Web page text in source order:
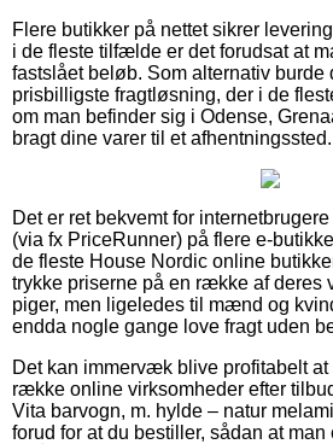
Flere butikker på nettet sikrer
i de fleste tilfælde er det forudsat at
fastslået beløb. Som alternativ burde
prisbilligste fragtløsning, der i de
om man befinder sig i Odense,
bragt dine varer til et afhentningssted.
Det er ret bekvemt for
(via fx PriceRunner) på flere e-
de fleste House Nordic online
trykke priserne på en række af deres
piger, men ligeledes til mænd og
endda nogle gange love fragt uden
Det kan immervæk blive profitabelt
række online virksomheder efter
Vita barvogn, m. hylde – natur
forud for at du bestiller, sådan at